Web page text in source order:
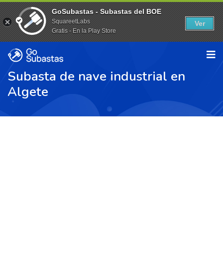
Subasta de nave industrial en
Algete
GoSubastas - Subastas del BOE
SquareetLabs
Gratis - En la Play Store
Ver